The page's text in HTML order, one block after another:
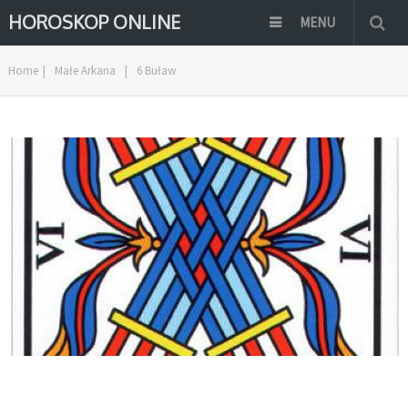
HOROSKOP ONLINE MENU
Home | Małe Arkana | 6 Buław